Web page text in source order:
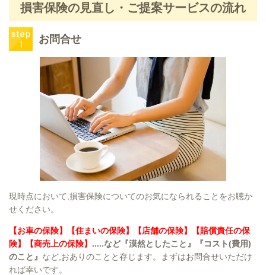
損害保険の見直し・ご提案サービスの流れ
お問合せ
現時点において,損害保険についてのお気になられることをお聴か
せください。
【お車の保険】【住まいの保険】【店舗の保険】【賠償責任の保
険】【商売上の保険】 .....など『漠然としたこと』『コスト(費用)
のこと』 など,おありのことと存じます。まずはお問合せいただけ
れば幸いです。